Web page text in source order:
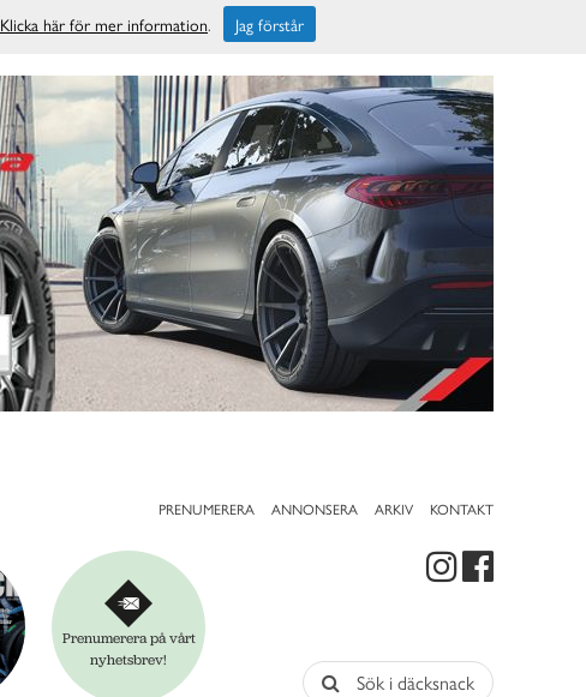
PRENUMERERA ANNONSERA ARKIV KONTAKT
Prenumerera på vårt
nyhetsbrev!
Sök i däcksnack
Klicka här för mer information. Jag förstår